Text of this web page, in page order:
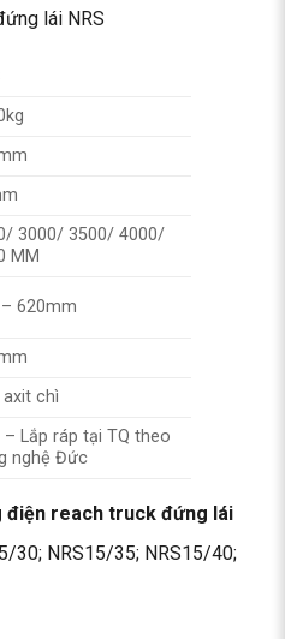
lái NRS
3000/ 3500/ 4000/
MM
620mm
axit chì
– Lắp ráp tại TQ theo
nghệ Đức
điện reach truck đứng lái
30; NRS15/35; NRS15/40;